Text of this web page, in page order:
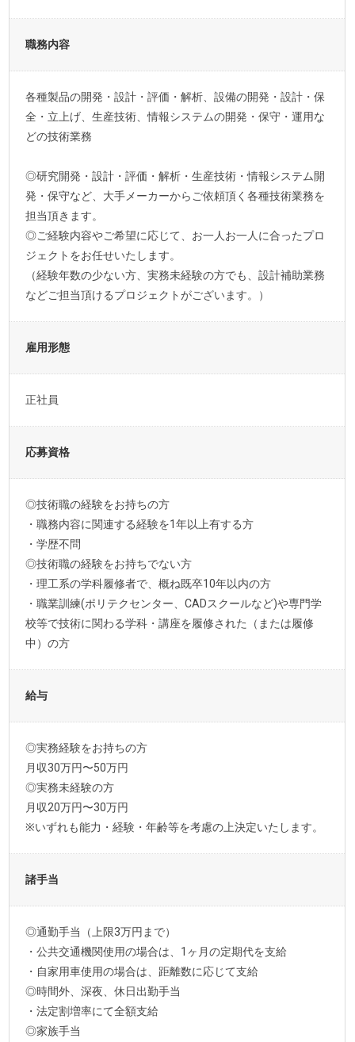
職務内容
各種製品の開発・設計・評価・解析、設備の開発・設計・保
全・立上げ、生産技術、情報システムの開発・保守・運用な
どの技術業務
◎研究開発・設計・評価・解析・生産技術・情報システム開
発・保守など、大手メーカーからご依頼頂く各種技術業務を
担当頂きます。
◎ご経験内容やご希望に応じて、お一人お一人に合ったプロ
ジェクトをお任せいたします。
（経験年数の少ない方、実務未経験の方でも、設計補助業務
などご担当頂けるプロジェクトがございます。）
雇用形態
正社員
応募資格
◎技術職の経験をお持ちの方
・職務内容に関連する経験を1年以上有する方
・学歴不問
◎技術職の経験をお持ちでない方
・理工系の学科履修者で、概ね既卒10年以内の方
・職業訓練(ポリテクセンター、CADスクールなど)や専門学
校等で技術に関わる学科・講座を履修された（または履修
中）の方
給与
◎実務経験をお持ちの方
月収30万円〜50万円
◎実務未経験の方
月収20万円〜30万円
※いずれも能力・経験・年齢等を考慮の上決定いたします。
諸手当
◎通勤手当（上限3万円まで）
・公共交通機関使用の場合は、1ヶ月の定期代を支給
・自家用車使用の場合は、距離数に応じて支給
◎時間外、深夜、休日出勤手当
・法定割増率にて全額支給
◎家族手当